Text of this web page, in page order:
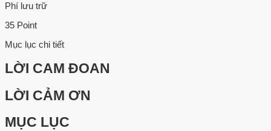
Phí lưu trữ
35 Point
Mục lục chi tiết
LỜI CAM ĐOAN
LỜI CẢM ƠN
MỤC LỤC